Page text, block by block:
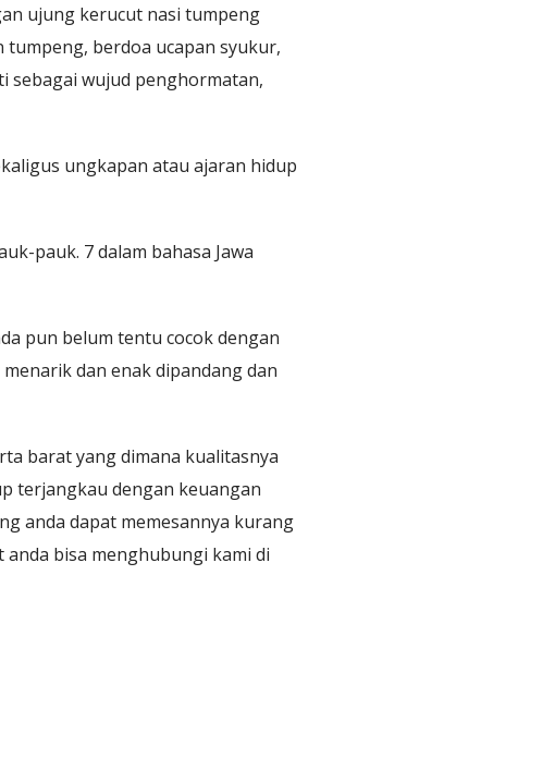
ujung kerucut nasi tumpeng
berdoa ucapan syukur,
sebagai wujud penghormatan,
ungkapan atau ajaran hidup
pauk. 7 dalam bahasa Jawa
pun belum tentu cocok dengan
dan enak dipandang dan
barat yang dimana kualitasnya
terjangkau dengan keuangan
anda dapat memesannya kurang
bisa menghubungi kami di